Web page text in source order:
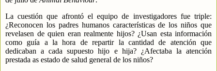
La cuestión que afrontó el equipo de investigadores fue triple:
¿Reconocen los padres humanos características de los niños que
revelasen de quien eran realmente hijos? ¿Usan esta información
como guía a la hora de repartir la cantidad de atención que
dedicaban a cada supuesto hijo e hija? ¿Afectaba la atención
prestada as estado de salud general de los niños?